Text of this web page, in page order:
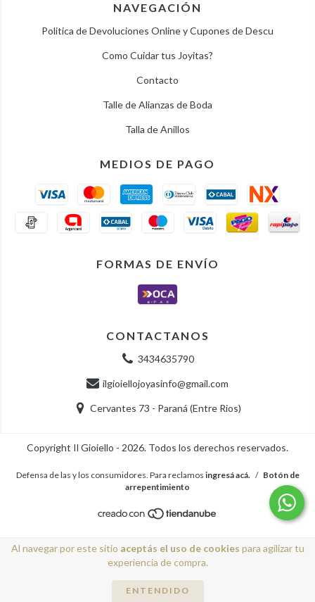
Al navegar por este sitio aceptás el uso de cookies para agilizar tu
experiencia de compra.
ENTENDIDO
NAVEGACIÓN
Politica de Devoluciones Online y Cupones de Descu
Como Cuidar tus Joyitas?
Contacto
Talle de Alianzas de Boda
Talla de Anillos
MEDIOS DE PAGO
FORMAS DE ENVÍO
CONTACTANOS
3434635790
ilgioiellojoyasinfo@gmail.com
Cervantes 73 - Paraná (Entre Rios)
Copyright Il Gioiello - 2026. Todos los derechos reservados.
Defensa de las y los consumidores. Para reclamos ingresá acá. / Botón de
arrepentimiento